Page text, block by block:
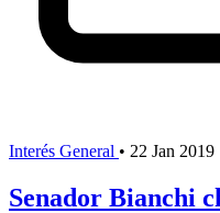
Interés General • 22 Jan 2019
Senador Bianchi